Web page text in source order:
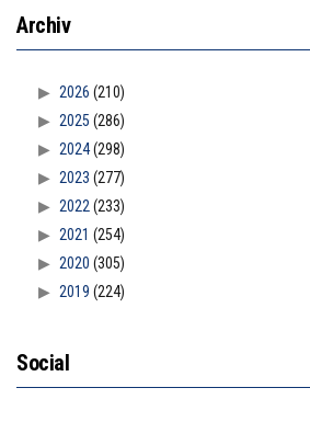
Archiv
2026 (210)
2025 (286)
2024(298)
2023 (277)
2022(233)
2021 (254)
2020 (305)
2019 (224)
Social